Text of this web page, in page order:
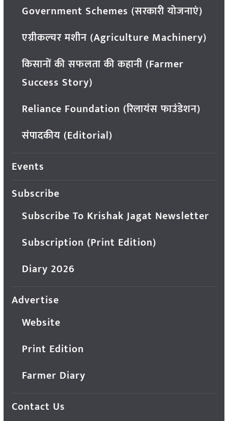
Government Schemes (सरकारी योजनाएं)
एग्रीकल्चर मशीन (Agriculture Machinery)
किसानों की सफलता की कहानी (Farmer
Success Story)
Reliance Foundation (रिलायंस फाउंडेशन)
संपादकीय (Editorial)
Events
Subscribe
Subscribe To Krishak Jagat Newsletter
Subscription (Print Edition)
Diary 2026
Advertise
Website
Print Edition
Farmer Diary
Contact Us